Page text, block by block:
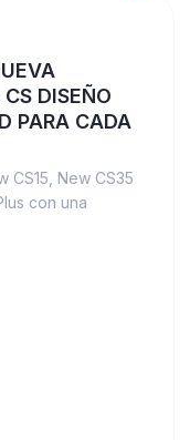
DISEÑO
PARA CADA
CS15, New CS35
con una